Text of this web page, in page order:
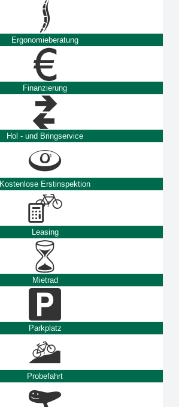
Ergonomieberatung
Finanzierung
Hol - und Bringservice
Kostenlose Erstinspektion
Leasing
Mietrad
Parkplatz
Probefahrt